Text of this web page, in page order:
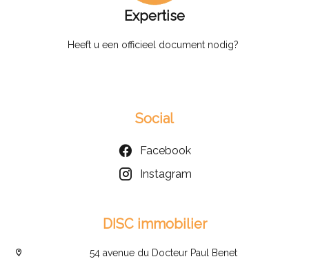
Expertise
Heeft u een officieel document nodig?
Social
Facebook
Instagram
DISC immobilier
54 avenue du Docteur Paul Benet